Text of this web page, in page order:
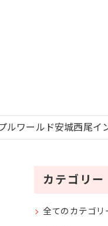
ルワールド安城西尾イ
カテゴリー
全てのカテゴリ